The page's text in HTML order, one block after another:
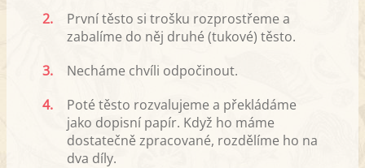
2.
První těsto si trošku rozprostřeme a
zabalíme do něj druhé (tukové) těsto.
3.
Necháme chvíli odpočinout.
4.
Poté těsto rozvalujeme a překládáme
jako dopisní papír. Když ho máme
dostatečně zpracované, rozdělíme ho na
dva díly.